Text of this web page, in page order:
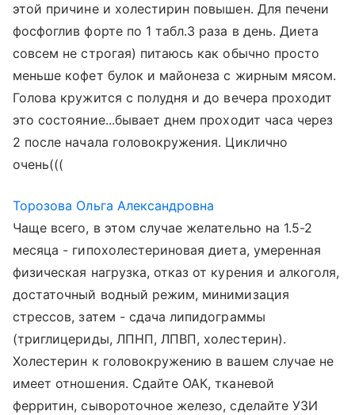
этой причине и холестирин повышен. Для печени
фосфоглив форте по 1 табл.3 раза в день. Диета
совсем не строгая) питаюсь как обычно просто
меньше кофет булок и майонеза с жирным мясом.
Голова кружится с полудня и до вечера проходит
это состояние...бывает днем проходит часа через
2 после начала головокружения. Циклично
очень(((
Торозова Ольга Александровна
Чаще всего, в этом случае желательно на 1.5-2
месяца - гипохолестериновая диета, умеренная
физическая нагрузка, отказ от курения и алкоголя,
достаточный водный режим, минимизация
стрессов, затем - сдача липидограммы
(триглицериды, ЛПНП, ЛПВП, холестерин).
Холестерин к головокружению в вашем случае не
имеет отношения. Сдайте ОАК, тканевой
ферритин, сывороточное железо, сделайте УЗИ